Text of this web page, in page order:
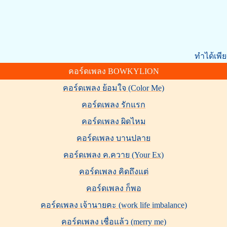
ทำได้เพี
คอร์ดเพลง BOWKYLION
คอร์ดเพลง ย้อมใจ (Color Me)
คอร์ดเพลง รักแรก
คอร์ดเพลง ผิดไหม
คอร์ดเพลง บานปลาย
คอร์ดเพลง ค.ควาย (Your Ex)
คอร์ดเพลง คิดถึงแต่
คอร์ดเพลง ก็พอ
คอร์ดเพลง เจ้านายคะ (work life imbalance)
คอร์ดเพลง เชื่อแล้ว (merry me)